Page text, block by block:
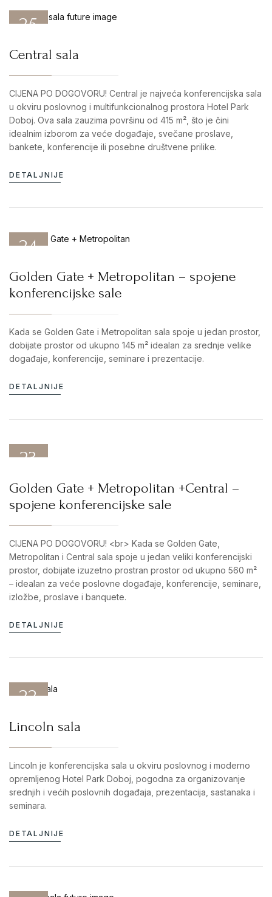
25
DEC 25
Central sala
CIJENA PO DOGOVORU! Central je najveća konferencijska sala
u okviru poslovnog i multifunkcionalnog prostora Hotel Park
Doboj. Ova sala zauzima površinu od 415 m², što je čini
idealnim izborom za veće događaje, svečane proslave,
bankete, konferencije ili posebne društvene prilike.
DETALJNIJE
24
DEC 25
Golden Gate + Metropolitan – spojene
konferencijske sale
Kada se Golden Gate i Metropolitan sala spoje u jedan prostor,
dobijate prostor od ukupno 145 m² idealan za srednje velike
događaje, konferencije, seminare i prezentacije.
DETALJNIJE
23
DEC 25
Golden Gate + Metropolitan +Central –
spojene konferencijske sale
CIJENA PO DOGOVORU! <br> Kada se Golden Gate,
Metropolitan i Central sala spoje u jedan veliki konferencijski
prostor, dobijate izuzetno prostran prostor od ukupno 560 m²
– idealan za veće poslovne događaje, konferencije, seminare,
izložbe, proslave i banquete.
DETALJNIJE
22
DEC 25
Lincoln sala
Lincoln je konferencijska sala u okviru poslovnog i moderno
opremljenog Hotel Park Doboj, pogodna za organizovanje
srednjih i većih poslovnih događaja, prezentacija, sastanaka i
seminara.
DETALJNIJE